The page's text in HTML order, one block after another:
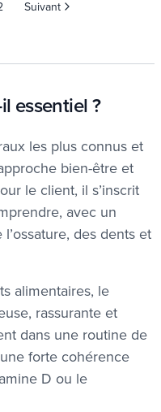
Suivant
essentiel ?
les plus connus et
bien-être et
le client, il s’inscrit
avec un
des dents et
alimentaires, le
rassurante et
dans une routine de
forte cohérence
D ou le